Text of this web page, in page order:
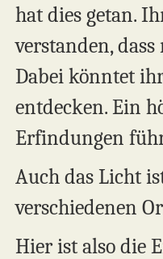
hat dies getan.
verstanden,
Dabei könntet
entdecken. Ein
Erfindungen
Auch das Licht
verschiedenen
Hier ist also die